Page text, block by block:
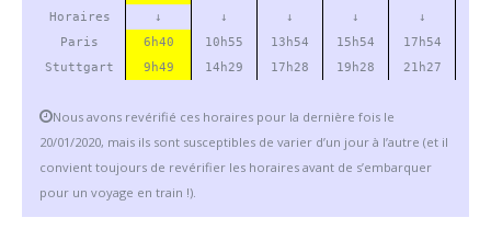
Horaires
↓ ↓ ↓ ↓
↓
Paris
6h40 10h55 13h54 15h54
17h54
Stuttgart
9h49 14h29 17h28 19h28 21h27
Nous avons revérifié ces horaires pour la dernière fois le
20/01/2020, mais ils sont susceptibles de varier d’un jour à l’autre (et il
convient toujours de revérifier les horaires avant de s’embarquer
pour un voyage en train !).